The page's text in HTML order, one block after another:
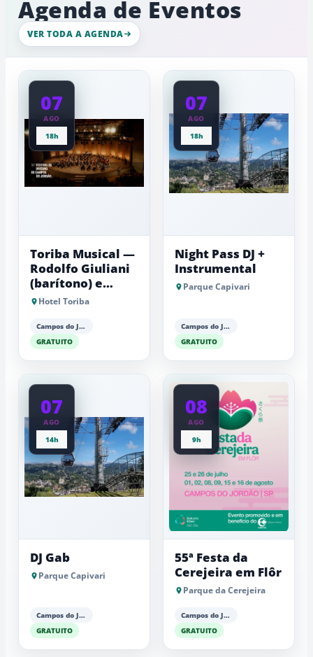
movimento
intenso
nesta
quinta-
feira
a
Agenda de Eventos
VER TODA A AGENDA
07
AGO
18h
Toriba Musical —
Rodolfo Giuliani
(barítono) e
Antonio Luiz
Hotel Toriba
Campos do Jordão
GRATUITO
07
AGO
18h
Night Pass DJ +
Instrumental
Parque Capivari
Campos do Jordão
GRATUITO
07
AGO
14h
DJ Gab
Parque Capivari
Campos do Jordão
GRATUITO
08
AGO
9h
55ª Festa da
Cerejeira em Flôr
Parque da Cerejeira
Campos do Jordão
GRATUITO